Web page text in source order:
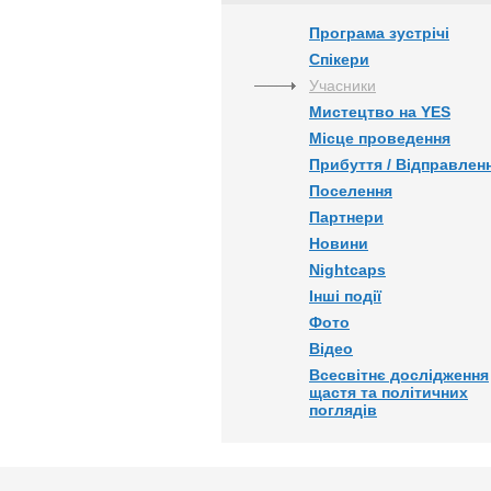
Програма зустрічі
Спікери
Учасники
Мистецтво на YES
Місце проведення
Прибуття /
Поселення
Партнери
Новини
Nightcaps
Інші події
Фото
Відео
Всесвітнє дослідження
щастя та політичних
поглядів